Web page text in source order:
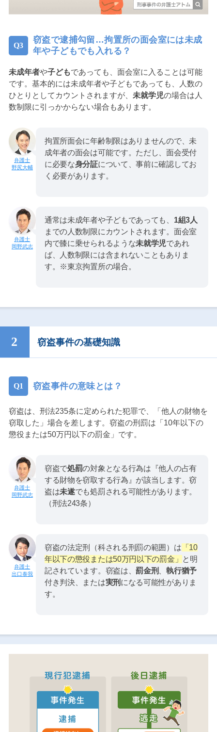
窃盗で逮捕勾留…拘置所の面会室には未成
年や子どもでも入れる？
未成年者や子どもであっても、面会室に入ることは可能
です。基本的には未成年者や子どもであっても、人数の
ひとりとしてカウントされますが、 未就学児の場合は人
数制限に引っかからない場合もあります。
野尻大輔
拘置所面会に年齢制限はありませんので、未
成年者の面会は可能です。ただし、面会受付
に必要な身分証について、事前に確認してお
く必要があります。
岡野武志
通常は未成年者や子どもであっても、 1組3人
までの人数制限にカウントされます。面会室
内で膝に乗せられるような未就学児であれ
ば、人数制限には含まれないこともありま
す。※東京拘置所の場合。
窃盗事件の基礎知識
窃盗事件の意味とは？
窃盗は、刑法235条に定められた犯罪で、「他人の財物を
窃取した」場合を差します。窃盗の刑罰は「10年以下の
懲役または50万円以下の罰金」です。
岡野武志
窃盗で処罰の対象となる行為は『他人の占有
する財物を窃取する行為』が該当します。窃
盗は未遂でも処罰される可能性があります。
（刑法243条）
出口泰我
窃盗の法定刑（科される刑罰の範囲）は 「10
年以下の懲役または50万円以下の罰金」 と明
記されています。窃盗は、罰金刑 、執行猶予
付き判決、または実刑 になる可能性がありま
す。